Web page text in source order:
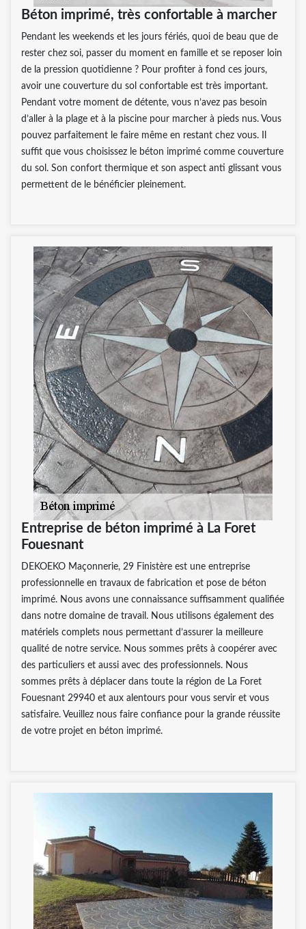
Béton imprimé, très confortable à marcher
Pendant les weekends et les jours fériés, quoi de beau que de
rester chez soi, passer du moment en famille et se reposer loin
de la pression quotidienne ? Pour profiter à fond ces jours,
avoir une couverture du sol confortable est très important.
Pendant votre moment de détente, vous n’avez pas besoin
d’aller à la plage et à la piscine pour marcher à pieds nus. Vous
pouvez parfaitement le faire même en restant chez vous. Il
suffit que vous choisissez le béton imprimé comme couverture
du sol. Son confort thermique et son aspect anti glissant vous
permettent de le bénéficier pleinement.
Entreprise de béton imprimé à La Foret
Fouesnant
DEKOEKO Maçonnerie, 29 Finistère est une entreprise
professionnelle en travaux de fabrication et pose de béton
imprimé. Nous avons une connaissance suffisamment qualifiée
dans notre domaine de travail. Nous utilisons également des
matériels complets nous permettant d’assurer la meilleure
qualité de notre service. Nous sommes prêts à coopérer avec
des particuliers et aussi avec des professionnels. Nous
sommes prêts à déplacer dans toute la région de La Foret
Fouesnant 29940 et aux alentours pour vous servir et vous
satisfaire. Veuillez nous faire confiance pour la grande réussite
de votre projet en béton imprimé.